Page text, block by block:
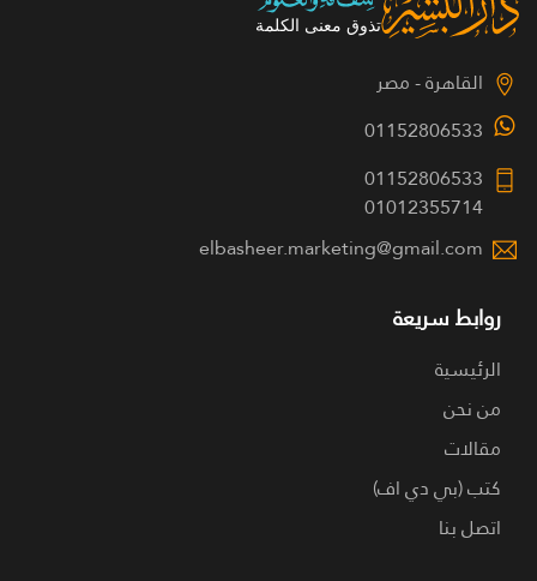
القاهرة - مصر
01152806533
01152806533
01012355714
elbasheer.marketing@gmail.com
روابط سريعة
الرئيسية
من نحن
مقالات
كتب (بي دي اف)
اتصل بنا